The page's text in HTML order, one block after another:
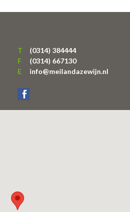
T
(0314) 384444
F
(0314) 667130
E
info@meilandazewijn.nl